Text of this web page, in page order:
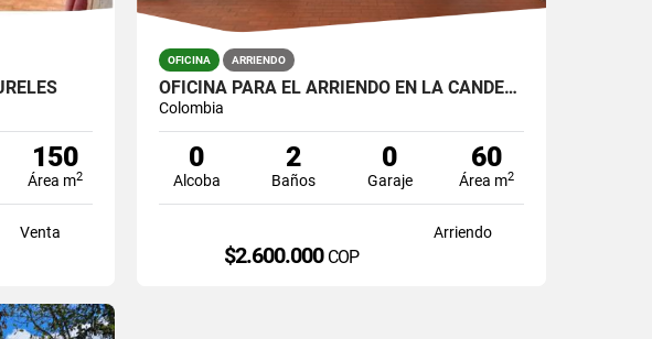
150
Área m2
Venta
OFICINA ARRIENDO
OFICINA PARA EL ARRIENDO EN LA CANDELARIA
Colombia
0
Alcoba
2
Baños
0
Garaje
60
Área m2
Arriendo
$2.600.000 COP